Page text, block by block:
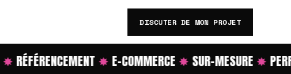
DISCUTER DE MON PROJET
RÉFÉRENCEMENT✸E-COMMERCE✸SUR-MESURE✸